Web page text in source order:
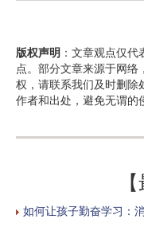
版权声明 ：文章观点仅
点。部分文章来源于网络
权，请联系我们及时删除
作者和出处，避免无谓的
如何让孩子勤奋学习：